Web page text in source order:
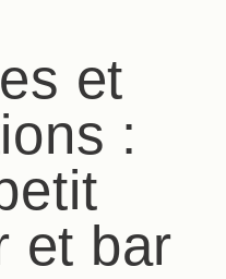
et
:
et bar